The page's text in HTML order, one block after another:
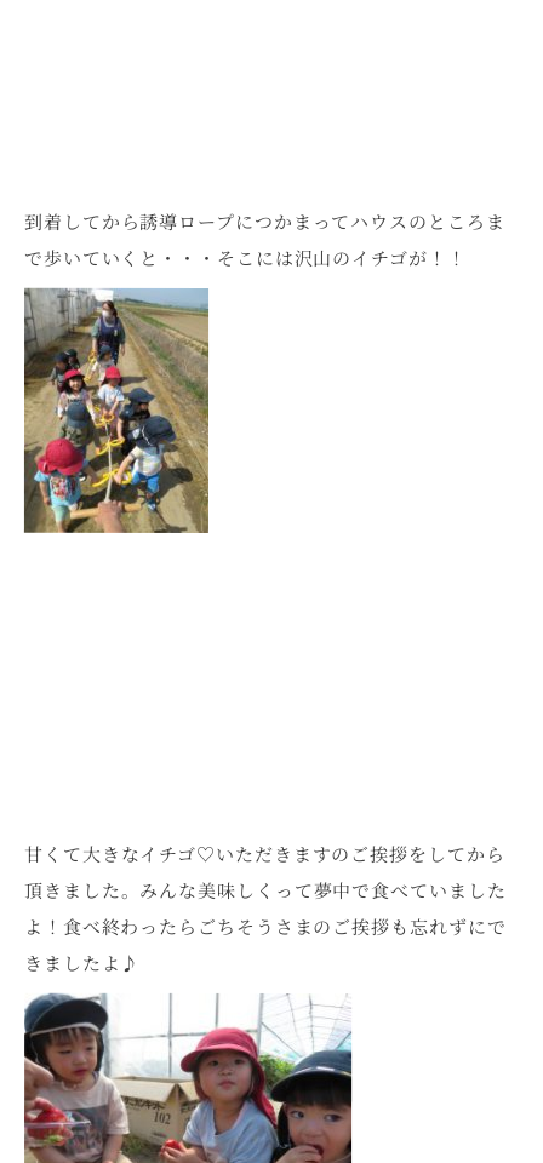
到着してから誘導ロープにつかまってハウスのところま
で歩いていくと・・・そこには沢山のイチゴが！！
甘くて大きなイチゴ♡いただきますのご挨拶をしてから
頂きました。みんな美味しくって夢中で食べていました
よ！食べ終わったらごちそうさまのご挨拶も忘れずにで
きましたよ♪